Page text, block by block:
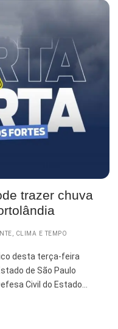
trazer chuva
CLIMA E TEMPO
desta terça-feira
de São Paulo
Civil do Estado…